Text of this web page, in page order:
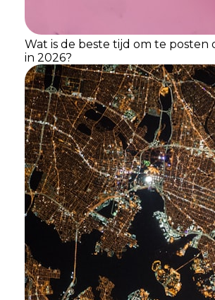
Wat is de beste tijd om te posten
in 2026?